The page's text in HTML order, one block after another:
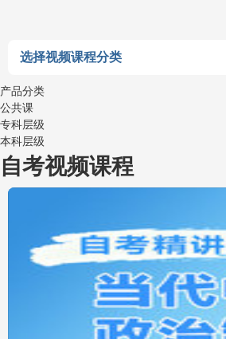
选择视频课程分类
产品分类
公共课
专科层级
本科层级
自考视频课程